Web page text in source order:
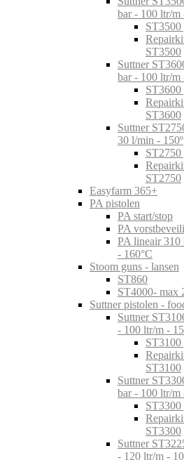
bar - 100 ltr/m
ST3500
ST3500
Suttner
bar - 100 ltr/m
ST3600
ST3600
Suttner
30 l/min - 150º
ST2750
ST2750
Easyfarm 365+
PA pistolen
PA start/stop
PA
PA lineair
- 160°C
Stoom guns - lansen
ST860
ST4000- max
Suttner pistolen -
Suttner
- 100 ltr/m -
ST3100
ST3100
Suttner
bar - 100 ltr/m
ST3300
ST3300
Suttner
- 120 ltr/m -